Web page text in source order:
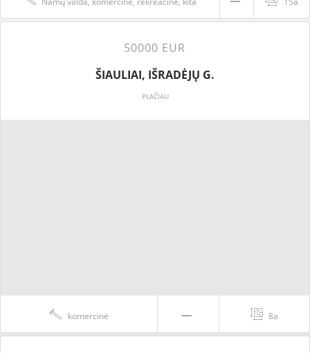
50000 EUR
ŠIAULIAI, IŠRADĖJŲ G.
PLAČIAU
komercinė 8a